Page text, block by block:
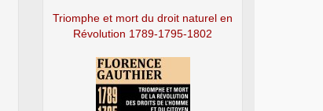
Triomphe et mort du droit naturel en
Révolution 1789-1795-1802